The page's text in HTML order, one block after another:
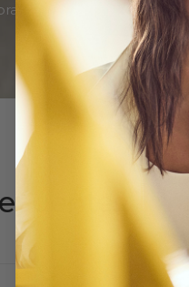
de productos 100%